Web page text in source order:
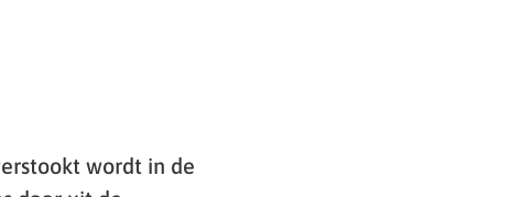
wordt in de